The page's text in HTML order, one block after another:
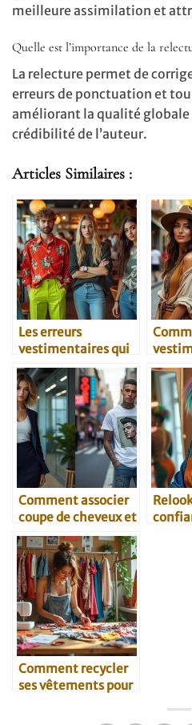
meilleure assimilation et
Quelle est l’importance de la
La relecture permet de
erreurs de ponctuation et
améliorant la qualité
crédibilité de l’auteur.
Articles Similaires :
Les erreurs
vestimentaires qui
bloquent la
séduction
Comment associer
coupe de cheveux et
style vestimentaire
Comment recycler
ses vêtements pour